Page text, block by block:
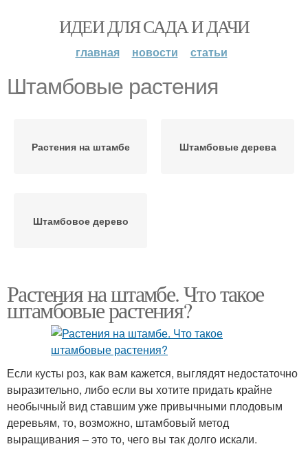
ИДЕИ ДЛЯ САДА И ДАЧИ
главная новости статьи
Штамбовые растения
Растения на штамбе Штамбовые дерева
Штамбовое дерево
Растения на штамбе. Что такое
штамбовые растения?
Если кусты роз, как вам кажется, выглядят недостаточно
выразительно, либо если вы хотите придать крайне
необычный вид ставшим уже привычными плодовым
деревьям, то, возможно, штамбовый метод
выращивания – это то, чего вы так долго искали.